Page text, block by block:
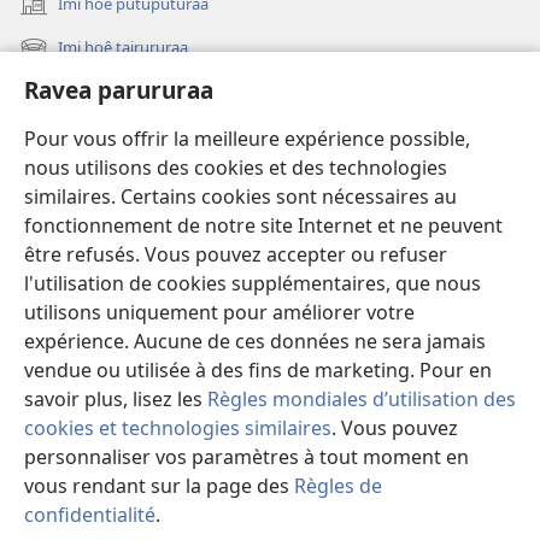
Ravea parururaa
Pour vous offrir la meilleure expérience possible,
nous utilisons des cookies et des technologies
similaires. Certains cookies sont nécessaires au
fonctionnement de notre site Internet et ne peuvent
être refusés. Vous pouvez accepter ou refuser
l'utilisation de cookies supplémentaires, que nous
utilisons uniquement pour améliorer votre
expérience. Aucune de ces données ne sera jamais
vendue ou utilisée à des fins de marketing. Pour en
savoir plus, lisez les Règles mondiales d’utilisation des
cookies et technologies similaires. Vous pouvez
personnaliser vos paramètres à tout moment en
vous rendant sur la page des Règles de
confidentialité.
(opens
new Imi hoê tairururaa
(opens
new
window)
Eaha te mea apî
Video
Maimiraa
Te mau ô
(opens
new
window)VAIRAA PAPAI NATIRARA Watchtower
(opens
new
window)JW Hub ®
(opens
new
window)
Copyright© 2026 Watch Tower Bible and Tract Society of Pennsylvania.
PARAU NO TE FAAOHIPARAA